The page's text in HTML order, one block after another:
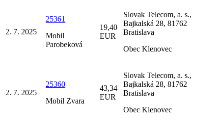
2. 7. 2025
25361
Mobil
Parobeková
19,40
EUR
Slovak Telecom, a. s.,
Bajkalská 28, 81762
Bratislava
Obec Klenovec
2. 7. 2025
25360
Mobil Zvara
43,34
EUR
Slovak Telecom, a. s.,
Bajkalská 28, 81762
Bratislava
Obec Klenovec